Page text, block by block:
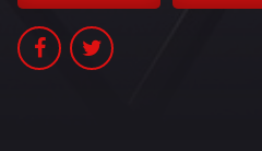
TUYỂN TẬP PHIM
BLOG